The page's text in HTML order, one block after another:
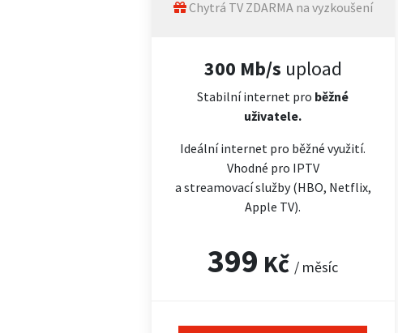
Chytrá TV ZDARMA na vyzkoušení
300 Mb/s upload
Stabilní internet pro běžné
uživatele.
Ideální internet pro běžné využití.
Vhodné pro IPTV
a streamovací služby (HBO, Netflix,
Apple TV).
399 Kč / měsíc